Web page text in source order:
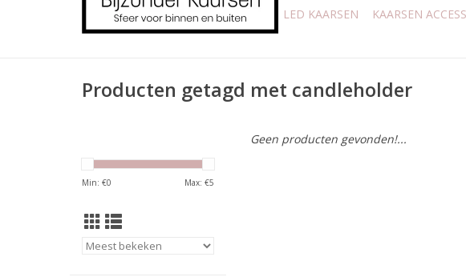
LED KAARSEN
KAARSEN
Producten getagd met candleholder
Min: €0 Max: €5
Geen producten gevonden!...